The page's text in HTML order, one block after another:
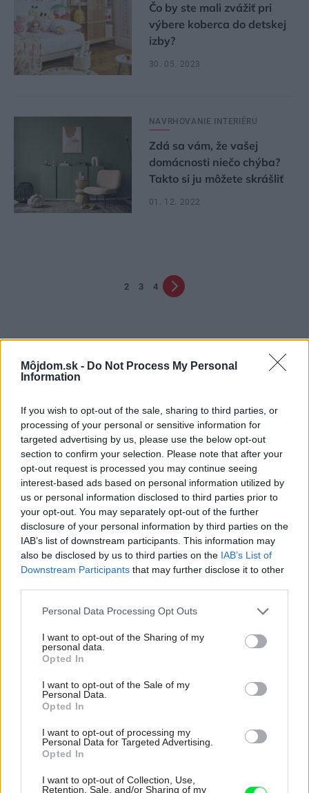
Môjdom.sk - Do Not Process My Personal
Information
If you wish to opt-out of the sale, sharing to third parties, or
processing of your personal or sensitive information for
targeted advertising by us, please use the below opt-out
section to confirm your selection. Please note that after your
opt-out request is processed you may continue seeing
interest-based ads based on personal information utilized by
us or personal information disclosed to third parties prior to
your opt-out. You may separately opt-out of the further
disclosure of your personal information by third parties on the
IAB’s list of downstream participants. This information may
also be disclosed by us to third parties on the IAB’s List of
Downstream Participants that may further disclose it to other
Please note that this website/app uses one or more Google
not limited to your visit or usage behaviour. You may click to
grant or deny consent to Google and its third-party tags to
use your data for below specified purposes in below Google
consent section.
Personal Data Processing Opt Outs
I want to opt-out of the Sharing of my
personal data.
Opted In
I want to opt-out of the Sale of my
Personal Data.
Opted In
I want to opt-out of processing my
Personal Data for Targeted Advertising.
Opted In
I want to opt-out of Collection, Use,
Retention, Sale, and/or Sharing of my
Čo by ste mali zvážiť pri
výbere koberca do detskej
izby?
30. 05. 2023
NAVRHOVANIE INTERIÉRU
Zdá sa vám, že vašej
domácnosti niečo chýba?
Takto si ju môžete skrášliť
01. 12. 2022
2 3 4
Najčítanejšie Za týždeň Za mesiac
Deti odrástli, rodičia majú bývanie presne podľa
seba. V novom dome je všetko pre ich život i
návštevy vnúčat
Žije pri lese, chová sliepky a uspáva ju rieka.
Miestni remeselníci vytvorili bývanie, ktoré vyzerá
ako malý raj
Pridajte túto surovinu do prania, obliečky budú
hladšie a pevnejšie. Starý trik z hotelov poznali už
naše babičky
4 domáce triky, ako otvoriť fľašu vína aj bez
vývrtky. Stačí pár vecí, ktoré už máte doma
(video)
K bytu ladili aj škáry v obklade. Majitelia zbúrali
stereotyp, bývanie vyzerá ako z filmov svojského
režiséra
Inšpirácie